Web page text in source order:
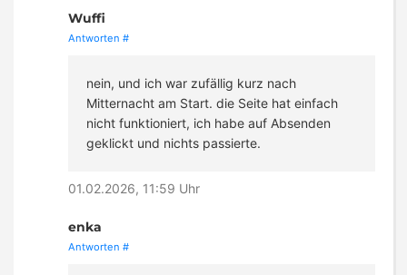
Wuffi
Antworten #
nein, und ich war zufällig kurz nach
Mitternacht am Start. die Seite hat einfach
nicht funktioniert, ich habe auf Absenden
geklickt und nichts passierte.
01.02.2026, 11:59 Uhr
enka
Antworten #